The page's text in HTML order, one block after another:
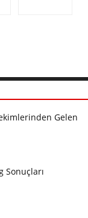
Gelen
Sonuçları